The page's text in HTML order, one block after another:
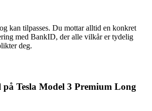
kan tilpasses. Du mottar alltid en konkret
med BankID, der alle vilkår er tydelig
deg.
på Tesla Model 3 Premium Long